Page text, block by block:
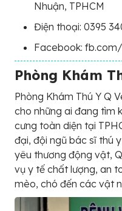
Nhuận, TPHCM
Điện thoại: 0395
Facebook:
Phòng Khám
Phòng Khám Thú Y Q
cho những ai đang tìm
cưng toàn diện tại
đại, đội ngũ bác sĩ thú
yêu thương động vật,
vụ y tế chất lượng, an
mèo, chó đến các vật